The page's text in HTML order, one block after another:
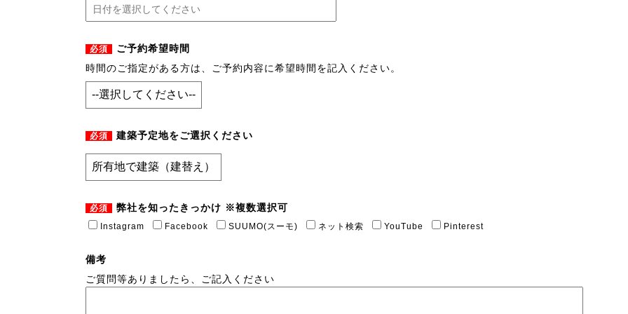
必須
ご予約希望時間
時間のご指定がある方は、ご予約内容に希望時間を記入ください。
必須 建築予定地をご選択ください
必須 弊社を知ったきっかけ ※複数選択可
Instagram Facebook SUUMO(スーモ) ネット検索 YouTube Pinterest
備考
ご質問等ありましたら、ご記入ください